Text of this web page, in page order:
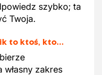
szybko; ta
Twoja.
to ktoś, kto…
zakres